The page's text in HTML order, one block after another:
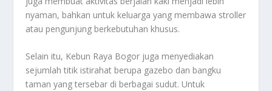
nyaman, bahkan untuk keluarga yang membawa stroller
atau pengunjung berkebutuhan khusus.
Selain itu, Kebun Raya Bogor juga menyediakan
sejumlah titik istirahat berupa gazebo dan bangku
taman yang tersebar di berbagai sudut. Untuk